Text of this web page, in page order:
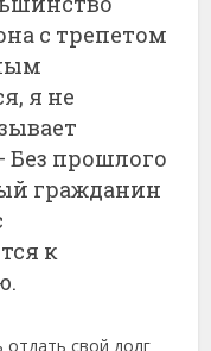
с трепетом
я не
Без прошлого
гражданин
к
отдать свой долг